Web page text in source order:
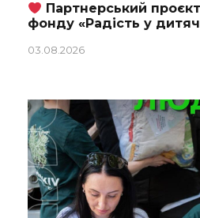
Партнерський
фонду «Радість у
03.08.2026